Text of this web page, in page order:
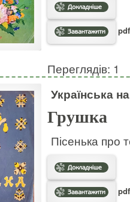
Переглядів: 1
Українська
Грушка
Пісенька про